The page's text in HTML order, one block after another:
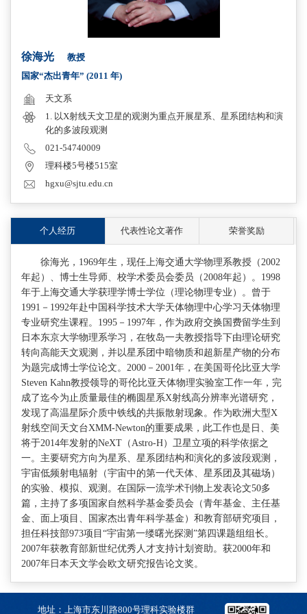
徐海光
教授
国家“杰出青年” (2011 年)
天文系
1. 以X射线天文卫星的观测为重点开展星系、星系团结构和演
化的多波段观测
021-54740009
理科楼5号楼515室
hgxu@sjtu.edu.cn
个人经历 代表性论文著作 荣誉奖励
徐海光，1969年生，现任上海交通大学物理系教授（2002
年起）、博士生导师、校学术委员会委员（2008年起）。1998
年于上海交通大学获理学博士学位（理论物理专业）。曾于
1991－1992年赴中国科学技术大学天体物理中心学习天体物理
专业研究生课程。1995－1997年，作为政府交换国费留学生到
日本东京大学物理系学习，在牧岛一夫教授指导下由理论研究
转向高能天文观测，并以星系团中暗物质和超新星产物的分布
为题完成博士学位论文。2000－2001年，在美国哥伦比亚大学
Steven Kahn教授领导的哥伦比亚天体物理实验室工作一年，完
成了迄今为止质量最佳的椭圆星系X射线高分辨率光谱研究，
发现了高温星际介质中铁线的共振散射现象。作为欧洲大型X
射线空间天文台XMM-Newton的重要成果，此工作也是日、美
将于2014年发射的NeXT（Astro-H）卫星立项的科学依据之
一。主要研究方向为星系、星系团结构和演化的多波段观测，
宇宙低频射电辐射（宇宙中的第一代天体、星系团及其磁场）
的实验、模拟、观测。在国际一流学术刊物上发表论文50多
篇，主持了多项国家自然科学基金委员会（青年基金、主任基
金、面上项目、国家杰出青年科学基金）和教育部研究项目，
担任科技部973项目“宇宙第一缕曙光探测”第四课题组组长。
2007年获教育部新世纪优秀人才支持计划资助。获2000年和
2007年日本天文学会欧文研究报告论文奖。
地址：上海市东川路800号理科实验楼群